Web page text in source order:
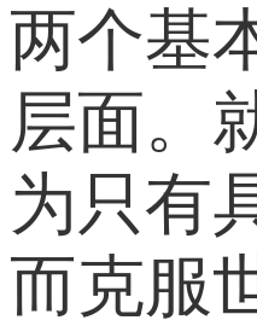
两个基
层面。
为只有
而克服